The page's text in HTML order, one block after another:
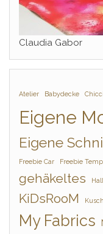
Claudia Gabor
Atelier Babydecke
Eigene
Eigene
Freebie Car Freebie
gehäkeltes
KiDsRooM
My Fabrics